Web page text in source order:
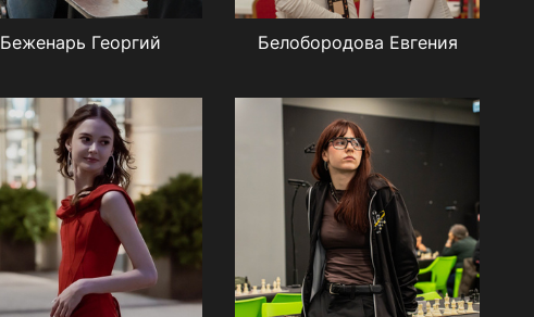
Беженарь Георгий Белобородова Евгения